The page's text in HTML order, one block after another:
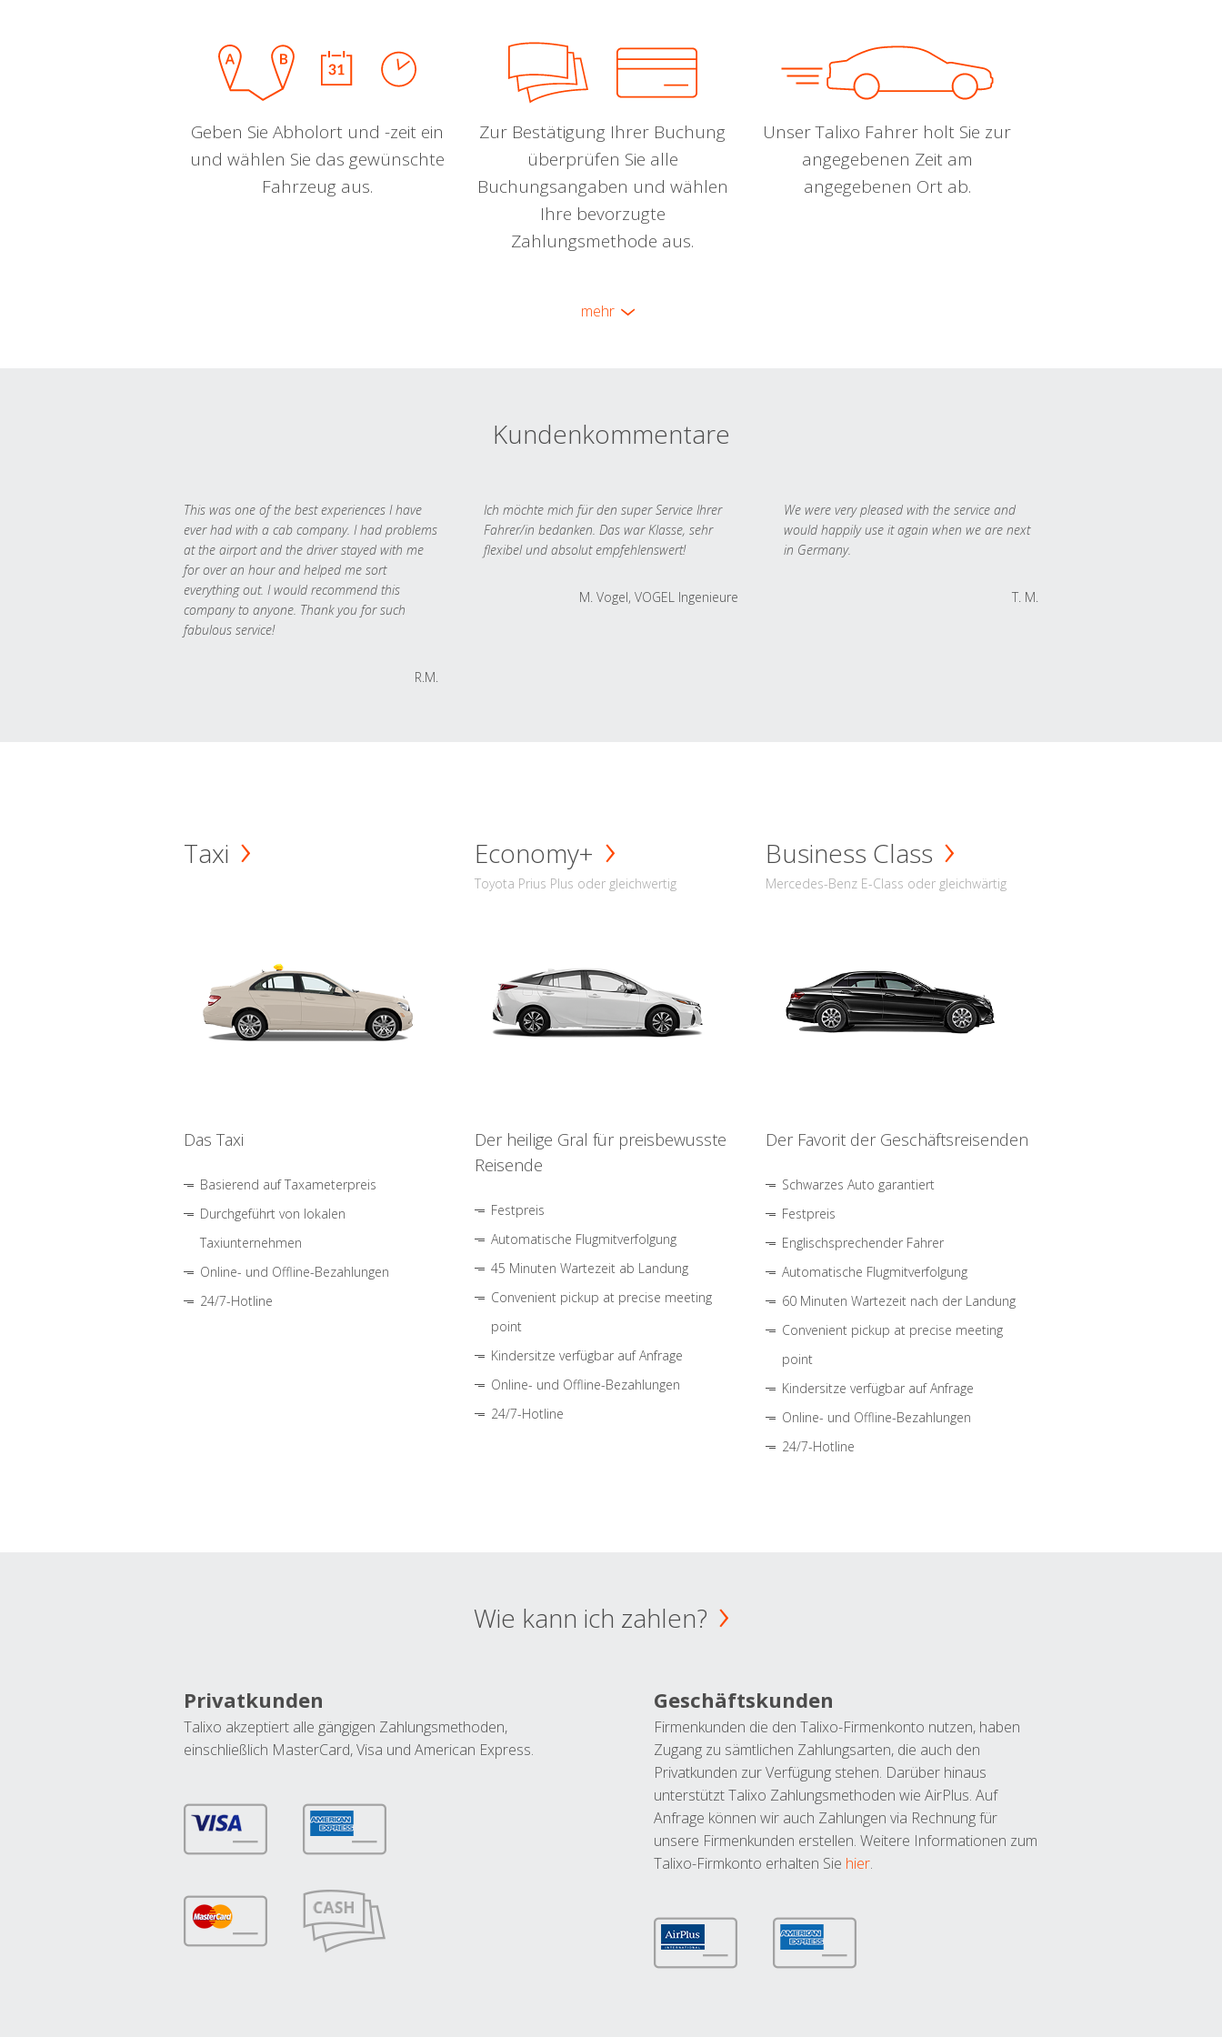
Geben Sie Abholort und -zeit ein
und wählen Sie das gewünschte
Fahrzeug aus.
Zur Bestätigung Ihrer Buchung
überprüfen Sie alle
Buchungsangaben und wählen
Ihre bevorzugte
Zahlungsmethode aus.
Unser Talixo Fahrer holt Sie zur
angegebenen Zeit am
angegebenen Ort ab.
mehr
Kundenkommentare
This was one of the best experiences I have
ever had with a cab company. I had problems
at the airport and the driver stayed with me
for over an hour and helped me sort
everything out. I would recommend this
company to anyone. Thank you for such
fabulous service!
R.M.
Ich möchte mich für den super Service Ihrer
Fahrer/in bedanken. Das war Klasse, sehr
flexibel und absolut empfehlenswert!
M. Vogel, VOGEL Ingenieure
We were very pleased with the service and
would happily use it again when we are next
in Germany.
T. M.
Taxi
Das Taxi
Basierend auf Taxameterpreis
Durchgeführt von lokalen
Taxiunternehmen
Online- und Offline-Bezahlungen
24/7-Hotline
Economy+
Toyota Prius Plus oder gleichwertig
Der heilige Gral für preisbewusste
Reisende
Festpreis
Automatische Flugmitverfolgung
45 Minuten Wartezeit ab Landung
Convenient pickup at precise meeting
point
Kindersitze verfügbar auf Anfrage
Online- und Offline-Bezahlungen
24/7-Hotline
Business Class
Mercedes-Benz E-Class oder gleichwärtig
Der Favorit der Geschäftsreisenden
Schwarzes Auto garantiert
Festpreis
Englischsprechender Fahrer
Automatische Flugmitverfolgung
60 Minuten Wartezeit nach der Landung
Convenient pickup at precise meeting
point
Kindersitze verfügbar auf Anfrage
Online- und Offline-Bezahlungen
24/7-Hotline
Wie kann ich zahlen?
Privatkunden
Talixo akzeptiert alle gängigen Zahlungsmethoden,
einschließlich MasterCard, Visa und American Express.
Geschäftskunden
Firmenkunden die den Talixo-Firmenkonto nutzen, haben
Zugang zu sämtlichen Zahlungsarten, die auch den
Privatkunden zur Verfügung stehen. Darüber hinaus
unterstützt Talixo Zahlungsmethoden wie AirPlus. Auf
Anfrage können wir auch Zahlungen via Rechnung für
unsere Firmenkunden erstellen. Weitere Informationen zum
Talixo-Firmkonto erhalten Sie hier.